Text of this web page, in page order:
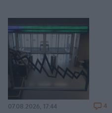
07.08.2026, 17:44 4